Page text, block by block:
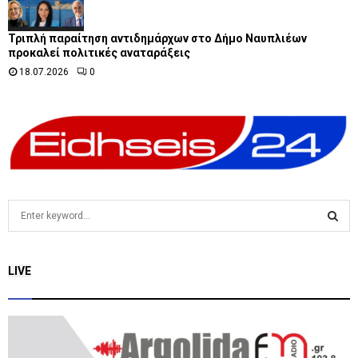
Τριπλή παραίτηση αντιδημάρχων στο Δήμο Ναυπλιέων
προκαλεί πολιτικές αναταράξεις
18.07.2026 0
cLIVE